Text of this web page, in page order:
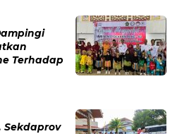
Terhadap
Sekdaprov